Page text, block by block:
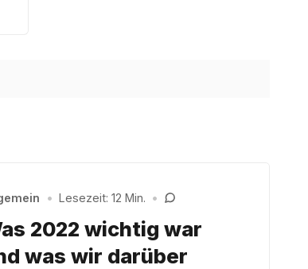
• Lesezeit: 12 Min. •
2022 wichtig war
was wir darüber